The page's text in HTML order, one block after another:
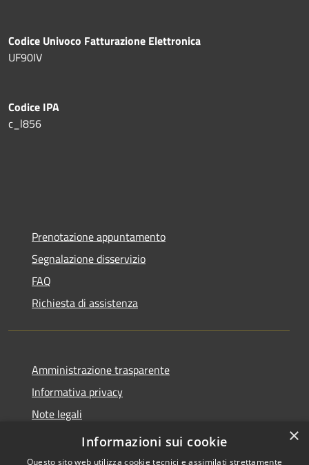
Codice Univoco Fatturazione Elettronica
UF90IV
Codice IPA
c_l856
Prenotazione appuntamento
Segnalazione disservizio
FAQ
Richiesta di assistenza
Amministrazione trasparente
Informativa privacy
Note legali
Dichiarazione di accessibilità
×
Informazioni sui cookie
Questo sito web utilizza cookie tecnici e assimilati strettamente